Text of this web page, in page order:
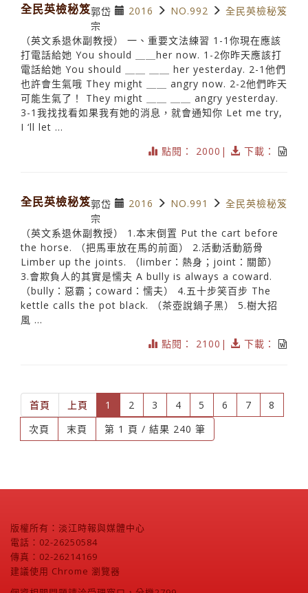
全民英檢秘笈 2016 NO.992 全民英檢秘笈
郭岱
宗
（英文系退休副教授） 一、重要文法練習 1-1你現在應該
打電話給她 You should ＿＿her now. 1-2你昨天應該打
電話給她 You should ＿＿ ＿＿ her yesterday. 2-1他們
也許會生氣哦 They might ＿＿ angry now. 2-2他們昨天
可能生氣了！ They might ＿＿ ＿＿ angry yesterday.
3-1我找找看如果我有她的消息，就會通知你 Let me try,
I ‘ll let ...
點閱： 2000|
下載：
全民英檢秘笈 2016 NO.991 全民英檢秘笈
郭岱
宗
（英文系退休副教授） 1.本末倒置 Put the cart before
the horse. （把馬車放在馬的前面） 2.活動活動筋骨
Limber up the joints. （limber：熱身；joint：關節）
3.會欺負人的其實是懦夫 A bully is always a coward.
（bully：惡霸；coward：懦夫） 4.五十步笑百步 The
kettle calls the pot black. （茶壺說鍋子黑） 5.樹大招
風 ...
點閱： 2100|
下載：
首頁 上頁 1 (current)
2 3 4 5 6 7
8
次頁
末頁 第 1 頁 / 結果 240 筆
版權所有：淡江時報與媒體中心
電話：02-26250584
傳真：02-26214169
建議使用 Chrome 瀏覽器